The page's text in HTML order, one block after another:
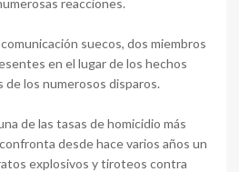
reacciones.
suecos, dos miembros
en el lugar de los hechos
los numerosos disparos.
de las tasas de homicidio más
desde hace varios años un
explosivos y tiroteos contra